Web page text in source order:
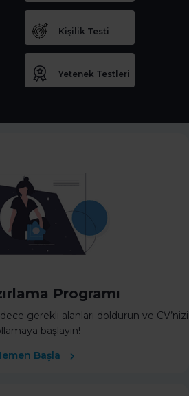
Kişilik Testi
Yetenek Testleri
Programı
gerekli alanları doldurun ve CV’nizi
başlayın!
Başla